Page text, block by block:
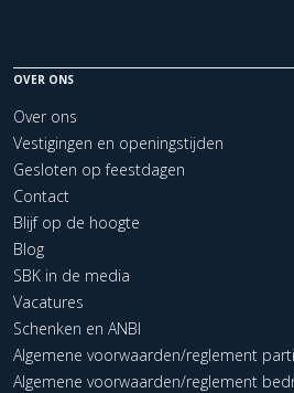
OVER ONS
Over ons
Vestigingen en openingstijden
Gesloten op feestdagen
Contact
Blijf op de hoogte
Blog
SBK in de media
Vacatures
Schenken en ANBI
Algemene voorwaarden/reglement
Algemene voorwaarden/reglement